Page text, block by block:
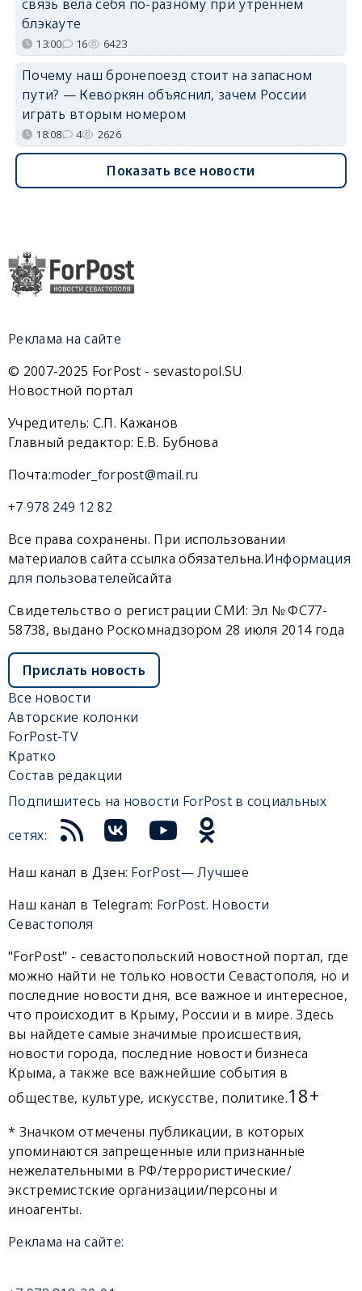
связь вела себя по-разному при утреннем
блэкауте
13:00 16 6423
Почему наш бронепоезд стоит на запасном
пути? — Кеворкян объяснил, зачем России
играть вторым номером
18:08 4 2626
Показать все новости
Реклама на сайте
© 2007-2025 ForPost - sevastopol.SU
Новостной портал
Учредитель: С.П. Кажанов
Главный редактор: Е.В. Бубнова
Почта:moder_forpost@mail.ru
+7 978 249 12 82
Все права сохранены. При использовании
материалов сайта ссылка обязательна.Информация
для пользователейсайта
Свидетельство о регистрации СМИ: Эл № ФС77-
58738, выдано Роскомнадзором 28 июля 2014 года
Прислать новость
Все новости
Авторские колонки
ForPost-TV
Кратко
Состав редакции
Подпишитесь на новости ForPost в социальных
сетях:
Наш канал в Дзен: ForPost— Лучшее
Наш канал в Telegram: ForPost. Новости
Севастополя
"ForPost" - севастопольский новостной портал, где
можно найти не только новости Севастополя, но и
последние новости дня, все важное и интересное,
что происходит в Крыму, России и в мире. Здесь
вы найдете самые значимые происшествия,
новости города, последние новости бизнеса
Крыма, а также все важнейшие события в
обществе, культуре, искусстве, политике.18+
* Значком отмечены публикации, в которых
упоминаются запрещенные или признанные
нежелательными в РФ/террористические/
экстремистские организации/персоны и
иноагенты.
Реклама на сайте: